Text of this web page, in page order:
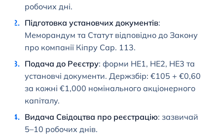
робочих дні.
Підготовка установчих документів:
Меморандум та Статут відповідно до Закону
про компанії Кіпру Cap. 113.
Подача до Реєстру: форми HE1, HE2, HE3 та
установчі документи. Держзбір: €105 + €0,60
за кожні €1,000 номінального акціонерного
капіталу.
Видача Свідоцтва про реєстрацію: зазвичай
5–10 робочих днів.